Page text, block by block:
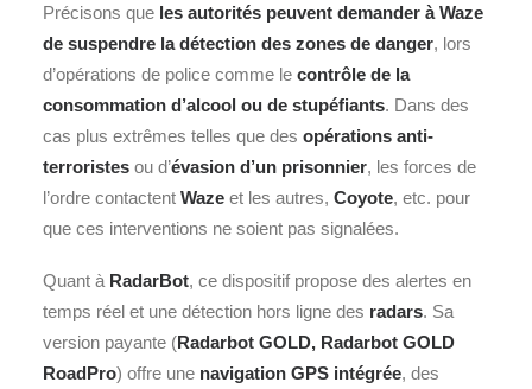
Précisons que les autorités peuvent demander à Waze
de suspendre la détection des zones de danger, lors
d’opérations de police comme le contrôle de la
consommation d’alcool ou de stupéfiants. Dans des
cas plus extrêmes telles que des opérations anti-
terroristes ou d’évasion d’un prisonnier, les forces de
l’ordre contactent Waze et les autres, Coyote, etc. pour
que ces interventions ne soient pas signalées.
Quant à RadarBot, ce dispositif propose des alertes en
temps réel et une détection hors ligne des radars. Sa
version payante (Radarbot GOLD, Radarbot GOLD
RoadPro) offre une navigation GPS intégrée, des